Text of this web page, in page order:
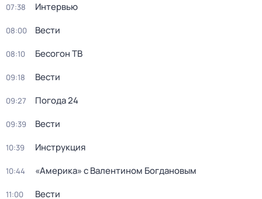
07:38 Интервью
08:00 Вести
08:10 Бесогон ТВ
09:18 Вести
09:27 Погода 24
09:39 Вести
10:39 Инструкция
10:44 «Америка» с Валентином Богдановым
11:00 Вести